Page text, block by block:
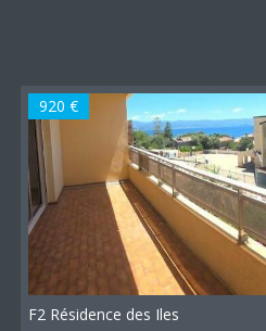
920 €
F2 Résidence des Iles